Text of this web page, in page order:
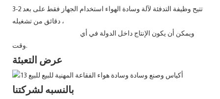
تتيح وظيفة التدفئة لآلة وسادة الهواء استخدام الجهاز فقط على بعد 2-3
دقائق من تشغيله ،
وقت.
عرض التعبئة
بالنسبه لشركتنا